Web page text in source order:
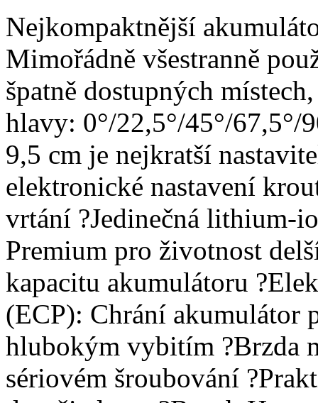
Nejkompaktnější
Mimořádně všestranně
špatně dostupných
hlavy: 0°/22,5°/45°/
9,5 cm je nejkratší
elektronické nastavení
vrtání ?Jedinečná lithium-
Premium pro životnost
kapacitu akumulátoru
(ECP): Chrání akumulátor
hlubokým vybitím ?Brzda
sériovém šroubování